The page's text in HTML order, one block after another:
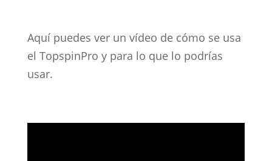
Aquí puedes ver un vídeo de cómo se usa
el TopspinPro y para lo que lo podrías
usar.